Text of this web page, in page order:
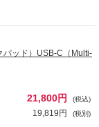
パッド）USB-C（Multi-
21,800円 (税込)
19,819円 (税別)